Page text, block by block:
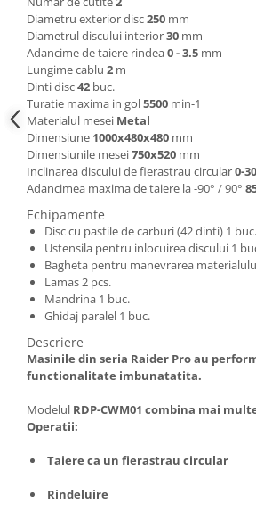
Masini de spalat vase incorporabile
Masini de spalat vase
independente
Motoburghiu/Foreza pamant
Pachete Incorporabile
Pirostrii & Arzatoare
Plasa umbrire
Pompe de stropit
Radiatoare
Semanatoare,Plantatoare
Sere
Sobe pe gaz & electrice
Aspiratoare
Suflante Frunze
Unelte Gradinarit
Ventilatoare & Sisteme Racire
Aparate de aer conditionat
Diametru exterior disc250 mm
Diametrul discului interior30 mm
Adancime de taiere rindea0 - 3.5 mm
Lungime cablu 2 m
Dinti disc42 buc.
Turatie maxima in gol5500 min-1
Materialul mesei Metal
Dimensiune 1000x480x480 mm
Dimensiunile mesei750x520 mm
Inclinarea discului de fierastrau circular0-30
Adancimea maxima de taiere la -90° / 90°
Echipamente
Disc cu pastile de carburi (42 dinti) 1 buc.
Ustensila pentru inlocuirea discului 1
Bagheta pentru manevrarea
Lamas 2 pcs.
Mandrina 1 buc.
Ghidaj paralel 1 buc.
Descriere
Masinile din seria Raider Pro au
functionalitate imbunatatita.
Modelul RDP-CWM01 combina mai
Operatii:
Taiere ca un fierastrau circular
Rindeluire